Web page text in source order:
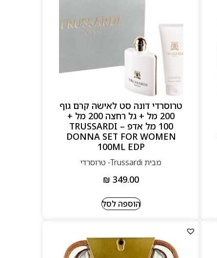
טרוסרדי דונה סט לאישה קרם גוף
200 מל + גל רחצה 200 מל +
100 מל אדפ – TRUSSARDI
DONNA SET FOR WOMEN
100ML EDP
מבית Trussardi- טרוסרדי
₪ 349.00
הוספה לסל